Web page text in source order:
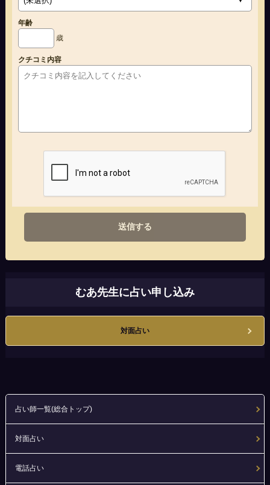
年齢
歳
クチコミ内容
送信する
むあ先生に占い申し込み
対面占い
占い師一覧(総合トップ)
対面占い
電話占い